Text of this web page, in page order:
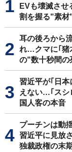
EVも壊滅させ
割を握る"素材
耳の後ろから
れ…クマに｢猪
の"数十秒間の
習近平が｢日
えない…｢スシ
国人客の本音
プーチンは動
習近平に見放
独裁政権の末